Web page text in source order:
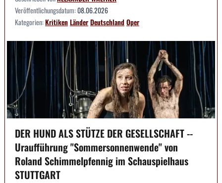
Veröffentlichungsdatum:08.06.2026
Kategorien:KritikenLänderDeutschlandOper
DER HUND ALS STÜTZE DER GESELLSCHAFT --
Uraufführung "Sommersonnenwende" von
Roland Schimmelpfennig im Schauspielhaus
STUTTGART